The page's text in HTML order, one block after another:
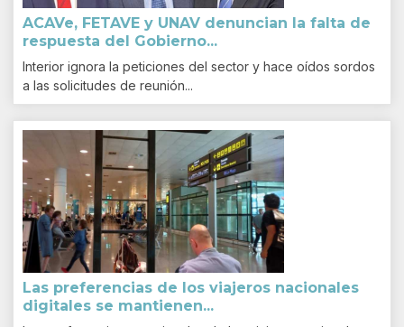
ACAVe, FETAVE y UNAV denuncian la falta de
respuesta del Gobierno...
Interior ignora la peticiones del sector y hace oídos sordos
a las solicitudes de reunión...
Las preferencias de los viajeros nacionales
digitales se mantienen...